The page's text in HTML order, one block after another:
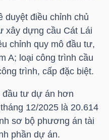
duyệt điều chỉnh chủ
xây dựng cầu Cát Lái
chỉnh quy mô đầu tư,
A; loại công trình cầu
trình, cấp đặc biệt.
tư dự án hơn
12/2025 là 20.614
sơ bộ phương án tài
phần dự án.